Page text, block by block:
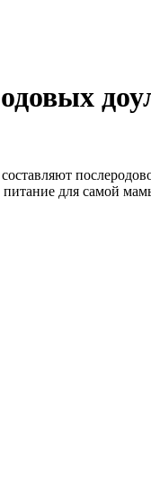
питание для самой